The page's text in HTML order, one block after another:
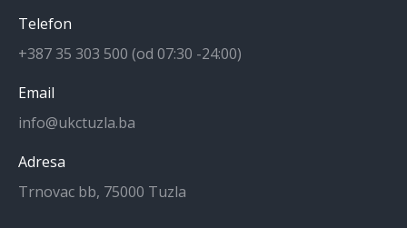
Telefon
+387 35 303 500 (od 07:30 -24:00)
Email
info@ukctuzla.ba
Adresa
Trnovac bb, 75000 Tuzla